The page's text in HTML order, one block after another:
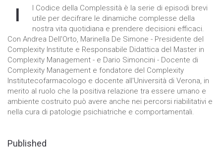
I
l Codice della Complessità è la serie di episodi brevi
utile per decifrare le dinamiche complesse della
nostra vita quotidiana e prendere decisioni efficaci.
Con Andrea Dell'Orto, Marinella De Simone - Presidente del
Complexity Institute e Responsabile Didattica del Master in
Complexity Management - e Dario Simoncini - Docente di
Complexity Management e fondatore del Complexity
Institutecofarmacologo e docente all'Università di Verona, in
merito al ruolo che la positiva relazione tra essere umano e
ambiente costruito può avere anche nei percorsi riabilitativi e
nella cura di patologie psichiatriche e comportamentali.
Published
dal sito.
Marketing
Condividendo i
tuoi interessi e
comportamenti
mentre visiti il ​​
nostro sito,
aumenti le
possibilità di
vedere